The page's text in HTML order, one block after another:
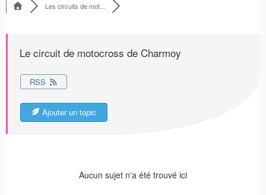
Les circuits de mot...
Le circuit de motocross de Charmoy
RSS
Ajouter un topic
Aucun sujet n'a été trouvé ici